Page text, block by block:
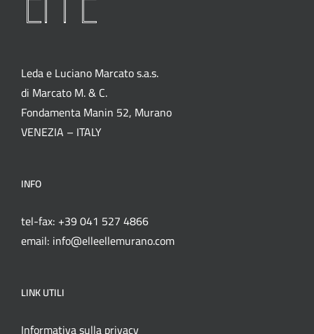
Leda e Luciano Marcato s.a.s.
di Marcato M. & C.
Fondamenta Manin 52, Murano
VENEZIA – ITALY
INFO
tel-fax: +39 041 527 4866
email: info@elleellemurano.com
LINK UTILI